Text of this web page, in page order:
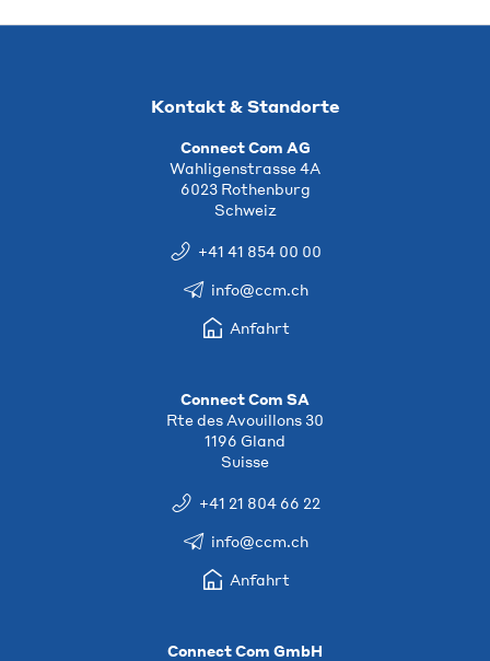
Kontakt & Standorte
Connect Com AG
Wahligenstrasse 4A
6023 Rothenburg
Schweiz
+41 41 854 00 00
info@ccm.ch
Anfahrt
Connect Com SA
Rte des Avouillons 30
1196 Gland
Suisse
+41 21 804 66 22
info@ccm.ch
Anfahrt
Connect Com GmbH